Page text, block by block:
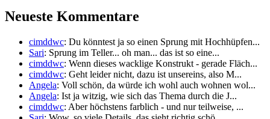
Neueste Kommentare
cimddwc: Du könntest ja so einen Sprung mit Hochhüpfen...
Sari: Sprung im Teller... oh man... das ist so eine...
cimddwc: Wenn dieses wacklige Konstrukt - gerade Fläch...
cimddwc: Geht leider nicht, dazu ist unsereins, also M...
Angela: Voll schön, da würde ich wohl auch wohnen wol...
Angela: Ist ja witzig, wie sich das Thema durch die J...
cimddwc: Aber höchstens farblich - und nur teilweise, ...